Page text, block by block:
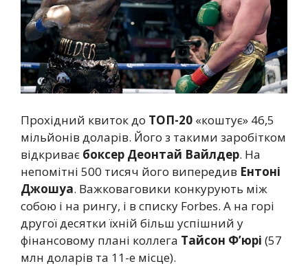
Прохідний квиток до ТОП-20 «коштує» 46,5
мільйонів доларів. Його з такими заробітком
відкриває боксер Деонтай Вайлдер. На
непомітні 500 тисяч його випередив Ентоні
Джошуа. Важковаговики конкурують між
собою і на рингу, і в списку Forbes. А на горі
другої десятки їхній більш успішний у
фінансовому плані коллега Тайсон Ф’юрі (57
млн доларів та 11-е місце).